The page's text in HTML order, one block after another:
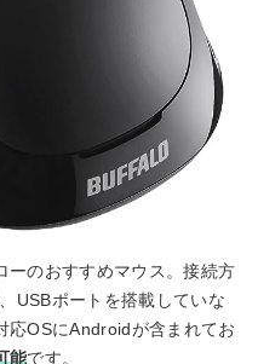
ーのおすすめマウス。接続方
USBポートを搭載していな
応OSにAndroidが含まれてお
能です。